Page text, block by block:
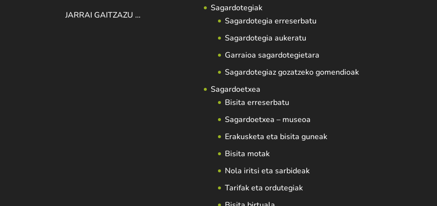
JARRAI GAITZAZU …
Sagardotegiak
Sagardotegia erreserbatu
Sagardotegia aukeratu
Garraioa sagardotegietara
Sagardotegiaz gozatzeko gomendioak
Sagardoetxea
Bisita erreserbatu
Sagardoetxea – museoa
Erakusketa eta bisita guneak
Bisita motak
Nola iritsi eta sarbideak
Tarifak eta ordutegiak